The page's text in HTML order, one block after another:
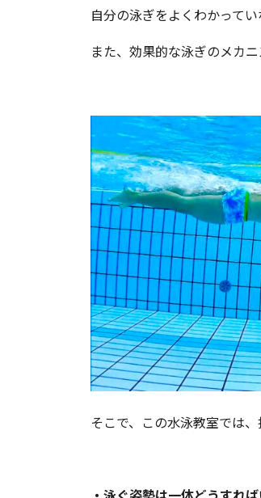
自分の泳ぎをよくわかって
また、効果的な泳ぎのメカ
そこで、この水泳教室では